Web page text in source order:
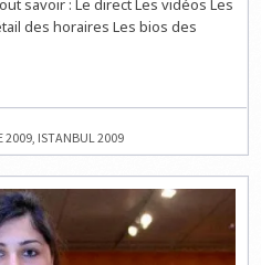
des horaires Les bios des
2009 ISTANBUL 2009